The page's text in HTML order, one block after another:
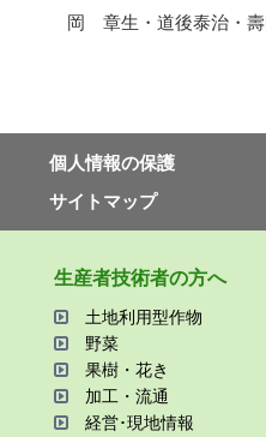
岡 章生・道後泰治・
個⼈情報の保護
サイトマップ
⽣産者技術者の⽅へ
⼟地利⽤型作物
野菜
果樹・花き
加⼯・流通
経営･現地情報